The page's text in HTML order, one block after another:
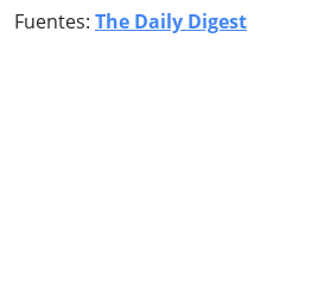
Fuentes: The Daily Digest